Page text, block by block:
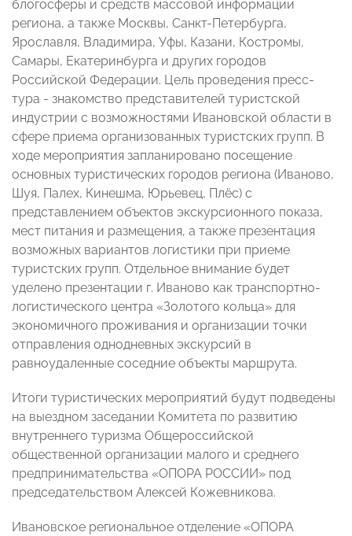
блогосферы и средств массовой информации
региона, а также Москвы, Санкт-Петербурга,
Ярославля, Владимира, Уфы, Казани, Костромы,
Самары, Екатеринбурга и других городов
Российской Федерации. Цель проведения пресс-
тура - знакомство представителей туристской
индустрии с возможностями Ивановской области в
сфере приема организованных туристских групп. В
ходе мероприятия запланировано посещение
основных туристических городов региона (Иваново,
Шуя, Палех, Кинешма, Юрьевец, Плёс) с
представлением объектов экскурсионного показа,
мест питания и размещения, а также презентация
возможных вариантов логистики при приеме
туристских групп. Отдельное внимание будет
уделено презентации г. Иваново как транспортно-
логистического центра «Золотого кольца» для
экономичного проживания и организации точки
отправления однодневных экскурсий в
равноудаленные соседние объекты маршрута.
Итоги туристических мероприятий будут подведены
на выездном заседании Комитета по развитию
внутреннего туризма Общероссийской
общественной организации малого и среднего
предпринимательства «ОПОРА РОССИИ» под
председательством Алексей Кожевникова.
Ивановское региональное отделение «ОПОРА